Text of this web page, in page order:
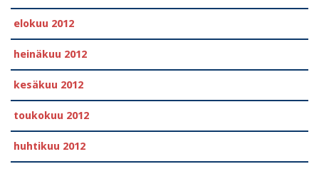
elokuu 2012
heinäkuu 2012
kesäkuu 2012
toukokuu 2012
huhtikuu 2012